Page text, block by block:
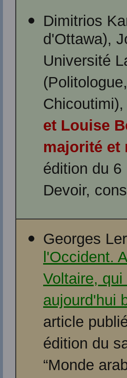
Dimitrios
d'Ottawa),
Université
Chicoutimi),
et Louise
majorité
édition du
Devoir,
Georges
l'Occident.
Voltaire,
aujourd'hui
article
édition du
“Monde